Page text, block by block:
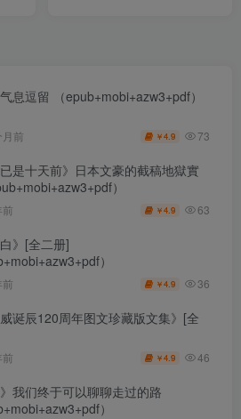
息逗留 （epub+mobi+azw3+pdf）
月前 ￥4.9 73
已是十天前》日本文豪的截稿地獄實
）
￥4.9 63
白》[全二册]
）
前 ￥4.9 36
威诞辰120周年图文珍藏版文集》[全
￥4.9 46
》我们终于可以聊聊走过的路
）